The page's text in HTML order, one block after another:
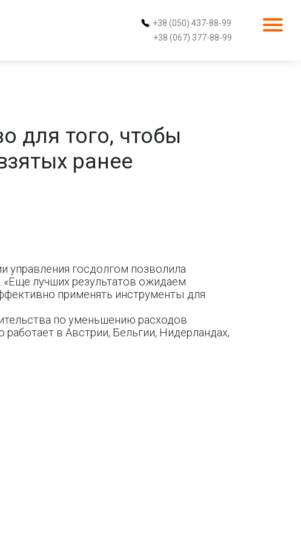
+38 (050) 437-88-99
+38 (067) 377-88-99
для того, чтобы
ранее
управления госдолгом позволила
лучших результатов ожидаем
применять инструменты для
по уменьшению расходов
в Австрии, Бельгии, Нидерландах,